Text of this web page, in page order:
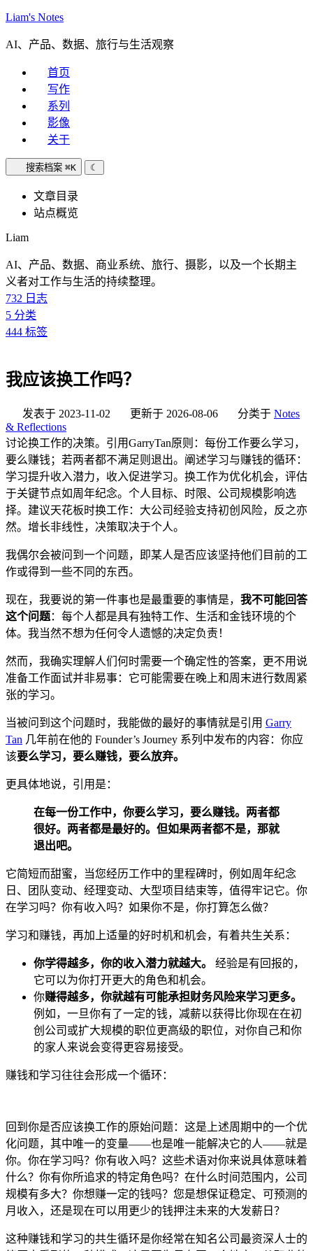
Liam's Notes
AI、产品、数据、旅行与生活观察
首页
写作
系列
影像
关于
搜索档案 ⌘K ☾
文章目录
站点概览
Liam
AI、产品、数据、商业系统、旅行、摄影，以及一个长期主
义者对工作与生活的持续整理。
732 日志
5 分类
444 标签
我应该换工作吗？
发表于 2023-11-02 更新于 2026-08-06 分类于 Notes
& Reflections
讨论换工作的决策。引用GarryTan原则：每份工作要么学习，
要么赚钱；若两者都不满足则退出。阐述学习与赚钱的循环：
学习提升收入潜力，收入促进学习。换工作为优化机会，评估
于关键节点如周年纪念。个人目标、时限、公司规模影响选
择。建议天花板时换工作：大公司经验支持初创风险，反之亦
然。增长非线性，决策取决于个人。
我偶尔会被问到一个问题，即某人是否应该坚持他们目前的工
作或得到一些不同的东西。
现在，我要说的第一件事也是最重要的事情是， 我不可能回答
这个问题：每个人都是具有独特工作、生活和金钱环境的个
体。我当然不想为任何令人遗憾的决定负责！
然而，我确实理解人们何时需要一个确定性的答案，更不用说
准备工作面试并非易事：它可能需要在晚上和周末进行数周紧
张的学习。
当被问到这个问题时，我能做的最好的事情就是引用 Garry
Tan 几年前在他的 Founder’s Journey 系列中发布的内容：你应
该要么学习，要么赚钱，要么放弃。
更具体地说，引用是：
在每一份工作中，你要么学习，要么赚钱。两者都
很好。两者都是最好的。但如果两者都不是，那就
退出吧。
它简短而甜蜜，当您经历工作中的里程碑时，例如周年纪念
日、团队变动、经理变动、大型项目结束等，值得牢记它。你
在学习吗？你有收入吗？如果你不是，你打算怎么做？
学习和赚钱，再加上适量的好时机和机会，有着共生关系：
你学得越多，你的收入潜力就越大。
经验是有回报的，
它可以为你打开更大的角色和机会。
你赚得越多，你就越有可能承担财务风险来学习更多。
例如，一旦你有了一定的钱，减薪以获得比你现在在初
创公司或扩大规模的职位更高级的职位，对你自己和你
的家人来说会变得更容易接受。
赚钱和学习往往会形成一个循环：
回到你是否应该换工作的原始问题：这是上述周期中的一个优
化问题，其中唯一的变量——也是唯一能解决它的人——就是
你。你在学习吗？你有收入吗？这些术语对你来说具体意味着
什么？你有你所追求的特定角色吗？在什么时间范围内，公司
规模有多大？你想赚一定的钱吗？您是想保证稳定、可预测的
月收入，还是现在可以用更少的钱押注未来的大发薪日？
这种赚钱和学习的共生循环是你经常在知名公司最资深人士的